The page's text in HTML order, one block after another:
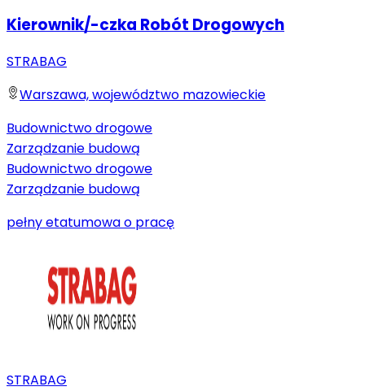
Kierownik/-czka Robót Drogowych
STRABAG
Warszawa, województwo mazowieckie
Budownictwo drogowe
Zarządzanie budową
Budownictwo drogowe
Zarządzanie budową
pełny etatumowa o pracę
STRABAG